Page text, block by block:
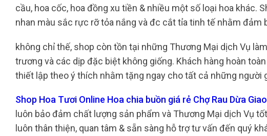
cầu, hoa cốc, hoa đồng xu tiền & nhiều một số loại hoa khác.
nhan màu sắc rực rỡ tỏa nắng và đc cắt tỉa tinh tế nhằm đảm
không chỉ thế, shop còn tồn tại những Thương Mại dịch Vụ
trương và các dịp đặc biệt không giống. Khách hàng hoàn
thiết lập theo ý thích nhằm tặng ngay cho tất cả những người
Shop Hoa Tươi Online Hoa chia buồn giá rẻ Chợ Rau Dừa
luôn bảo đảm chất lượng sản phẩm và Thương Mại dịch Vụ
luôn thân thiện, quan tâm & sẵn sàng hỗ trợ tư vấn đến quý